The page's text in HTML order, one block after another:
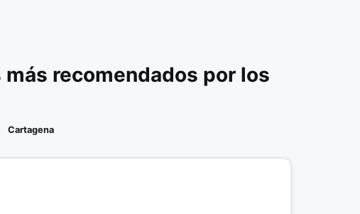
recomendados por los
Cartagena